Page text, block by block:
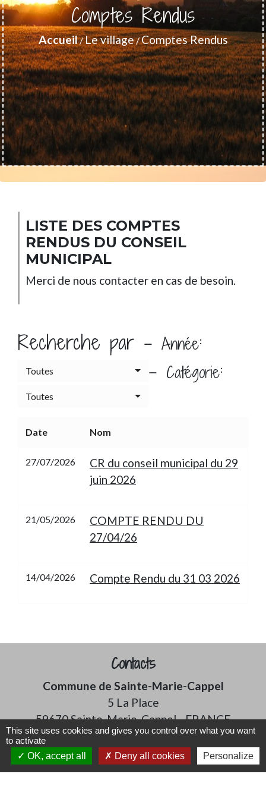
Comptes Rendus
Accueil/Le village/Comptes Rendus
LISTE DES COMPTES
RENDUS DU CONSEIL
MUNICIPAL
Merci de nous contacter en cas de besoin.
Recherche par - Année:
Toutes - Catégorie:
Toutes
Date Nom
27/07/2026
CR du conseil municipal du 29
juin 2026
21/05/2026
COMPTE RENDU DU
27/04/26
14/04/2026 Compte Rendu du 31 03 2026
Contacts
Commune de Sainte-Marie-Cappel
5 La Place
59670 Sainte-Marie-Cappel - FRANCE
+33 3 28 42 45 35
Contact par formulaire
This site uses cookies and gives you control over what you want
to activate
OK, accept all
Deny all cookies Personalize